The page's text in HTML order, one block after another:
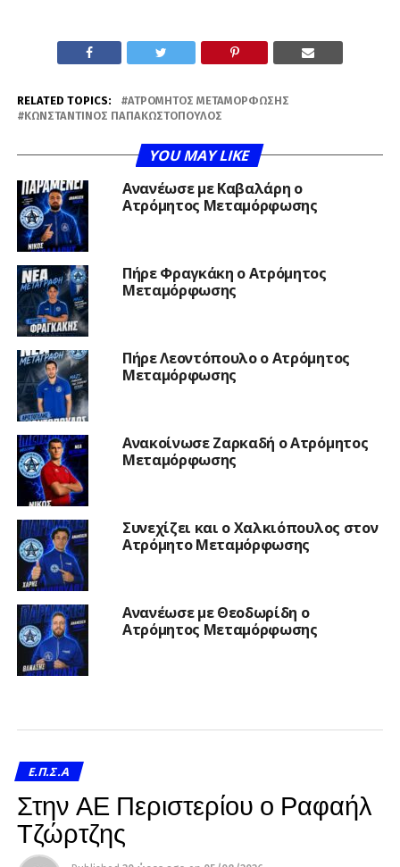
RELATED TOPICS:
ΑΤΡΌΜΗΤΟΣ ΜΕΤΑΜΌΡΦΩΣΗΣ
ΚΩΝΣΤΑΝΤΊΝΟΣ ΠΑΠΑΚΩΣΤΌΠΟΥΛΟΣ
YOU MAY LIKE
Ανανέωσε με Καβαλάρη ο
Ατρόμητος Μεταμόρφωσης
Πήρε Φραγκάκη ο Ατρόμητος
Μεταμόρφωσης
Πήρε Λεοντόπουλο ο Ατρόμητος
Μεταμόρφωσης
Ανακοίνωσε Ζαρκαδή ο Ατρόμητος
Μεταμόρφωσης
Συνεχίζει και ο Χαλκιόπουλος στον
Ατρόμητο Μεταμόρφωσης
Ανανέωσε με Θεοδωρίδη ο
Ατρόμητος Μεταμόρφωσης
Ε.Π.Σ.Α
Στην ΑΕ Περιστερίου ο Ραφαήλ
Τζώρτζης